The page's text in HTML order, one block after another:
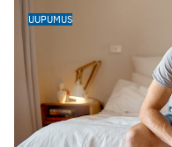
UUPUMUS